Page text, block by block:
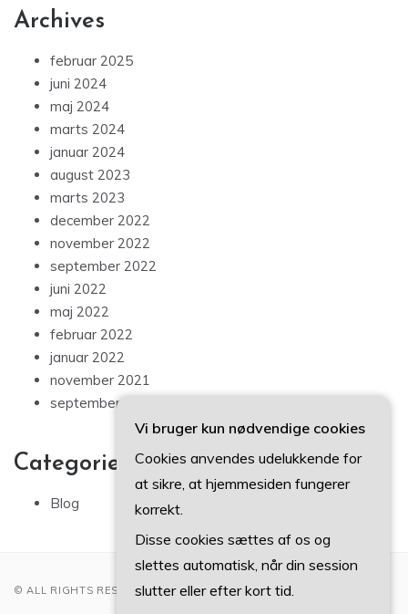
Archives
februar 2025
juni 2024
maj 2024
marts 2024
januar 2024
august 2023
marts 2023
december 2022
november 2022
september 2022
juni 2022
maj 2022
februar 2022
januar 2022
november 2021
september 2021
Categories
Blog
© ALL RIGHTS RESERVED 2022
Vi bruger kun nødvendige cookies
Cookies anvendes udelukkende for
at sikre, at hjemmesiden fungerer
korrekt.
Disse cookies sættes af os og
slettes automatisk, når din session
slutter eller efter kort tid.